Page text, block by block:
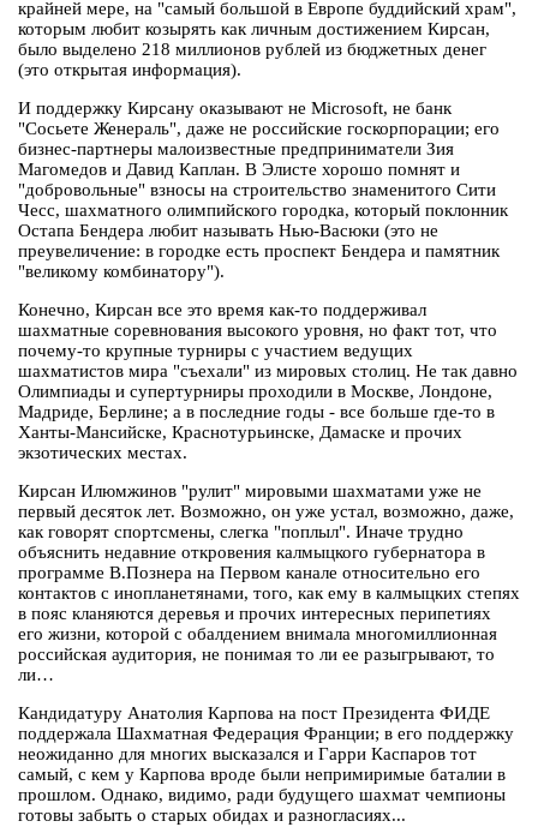
крайней мере, на "самый большой в Европе буддийский храм",
которым любит козырять как личным достижением Кирсан,
было выделено 218 миллионов рублей из бюджетных денег
(это открытая информация).
И поддержку Кирсану оказывают не Microsoft, не банк
"Сосьете Женераль", даже не российские госкорпорации; его
бизнес-партнеры малоизвестные предприниматели Зия
Магомедов и Давид Каплан. В Элисте хорошо помнят и
"добровольные" взносы на строительство знаменитого Сити
Чесс, шахматного олимпийского городка, который поклонник
Остапа Бендера любит называть Нью-Васюки (это не
преувеличение: в городке есть проспект Бендера и памятник
"великому комбинатору").
Конечно, Кирсан все это время как-то поддерживал
шахматные соревнования высокого уровня, но факт тот, что
почему-то крупные турниры с участием ведущих
шахматистов мира "съехали" из мировых столиц. Не так давно
Олимпиады и супертурниры проходили в Москве, Лондоне,
Мадриде, Берлине; а в последние годы - все больше где-то в
Ханты-Мансийске, Краснотурьинске, Дамаске и прочих
экзотических местах.
Кирсан Илюмжинов "рулит" мировыми шахматами уже не
первый десяток лет. Возможно, он уже устал, возможно, даже,
как говорят спортсмены, слегка "поплыл". Иначе трудно
объяснить недавние откровения калмыцкого губернатора в
программе В.Познера на Первом канале относительно его
контактов с инопланетянами, того, как ему в калмыцких степях
в пояс кланяются деревья и прочих интересных перипетиях
его жизни, которой с обалдением внимала многомиллионная
российская аудитория, не понимая то ли ее разыгрывают, то
ли…
Кандидатуру Анатолия Карпова на пост Президента ФИДЕ
поддержала Шахматная Федерация Франции; в его поддержку
неожиданно для многих высказался и Гарри Каспаров тот
самый, с кем у Карпова вроде были непримиримые баталии в
прошлом. Однако, видимо, ради будущего шахмат чемпионы
готовы забыть о старых обидах и разногласиях...